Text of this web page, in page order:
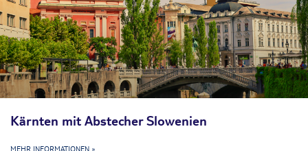
Kärnten mit Abstecher Slowenien
MEHR INFORMATIONEN »